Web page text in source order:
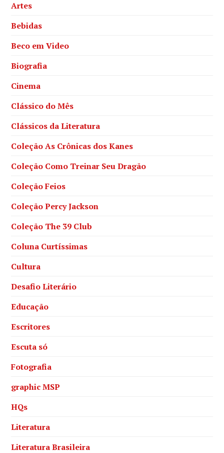
Artes
Bebidas
Beco em Video
Biografia
Cinema
Clássico do Mês
Clássicos da Literatura
Coleção As Crônicas dos Kanes
Coleção Como Treinar Seu Dragão
Coleção Feios
Coleção Percy Jackson
Coleção The 39 Club
Coluna Curtíssimas
Cultura
Desafio Literário
Educação
Escritores
Escuta só
Fotografia
graphic MSP
HQs
Literatura
Literatura Brasileira